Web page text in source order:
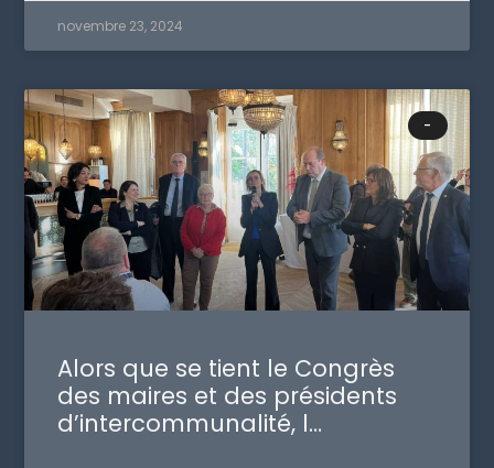
novembre 23, 2024
-
Alors que se tient le Congrès
des maires et des présidents
d’intercommunalité, l…